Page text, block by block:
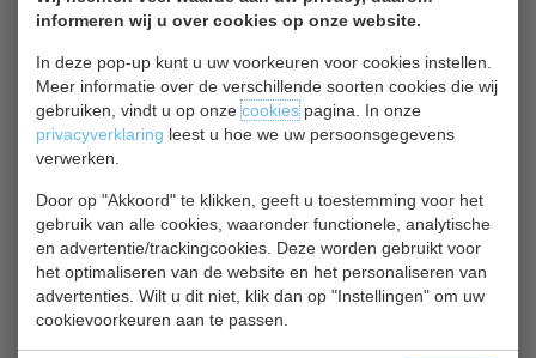
informeren wij u over cookies op onze website.
In deze pop-up kunt u uw voorkeuren voor cookies instellen.
Meer informatie over de verschillende soorten cookies die wij
gebruiken, vindt u op onzecookiespagina. In onze
privacyverklaring leest u hoe we uw persoonsgegevens
verwerken.
Door op "Akkoord" te klikken, geeft u toestemming voor het
gebruik van alle cookies, waaronder functionele, analytische
en advertentie/trackingcookies. Deze worden gebruikt voor
het optimaliseren van de website en het personaliseren van
advertenties. Wilt u dit niet, klik dan op "Instellingen" om uw
cookievoorkeuren aan te passen.
€ 75,00
€ 65,00
Handdoek dispenser bekijken
Tork CD 506